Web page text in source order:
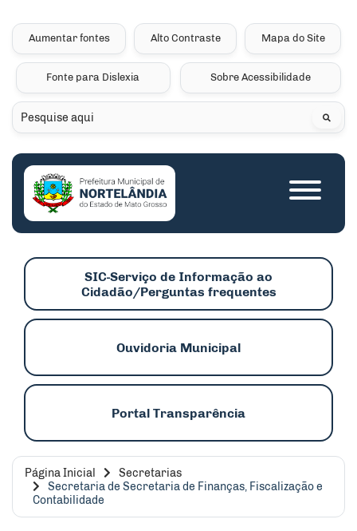
Seção de atalhos e
Ir para o menu [alt+2]
Ir para a busca [alt+3]
Ir para o rodapé [alt+4]
Aumentar fontes Alto Contraste Mapa do Site
Fonte para Dislexia Sobre Acessibilidade
Pesquisar
SIC-Serviço de Informação ao
Cidadão/Perguntas frequentes
Ouvidoria Municipal
Portal Transparência
Seção do menu
Página Inicial
Secretarias
Secretaria de Secretaria de Finanças, Fiscalização e
Contabilidade